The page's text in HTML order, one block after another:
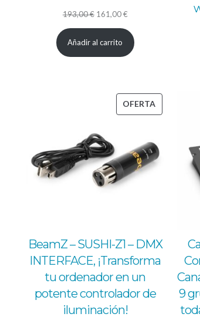
193,00€ El
precio
original
161,00€El
precio
actual
Añadir al carrito
OFERTAPRODUCTO
BeamZ – SUSHI-Z1 – DMX
INTERFACE, ¡Transforma
tu ordenador en un
potente controlador de
iluminación!
9